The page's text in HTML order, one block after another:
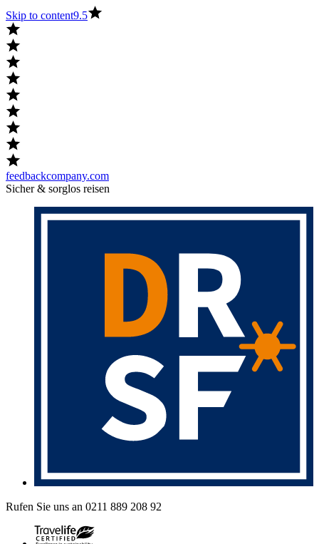
Skip to content9.5
feedbackcompany.com
Sicher & sorglos reisen
Rufen Sie uns an 0211 889 208 92